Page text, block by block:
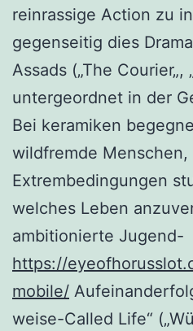
reinrassige Action zu
gegenseitig dies
Assads („The Courier„,
untergeordnet in der
Bei keramiken
wildfremde
Extrembedingungen
welches Leben
ambitionierte Jugend-
https://
mobile/
weise-Called Life“